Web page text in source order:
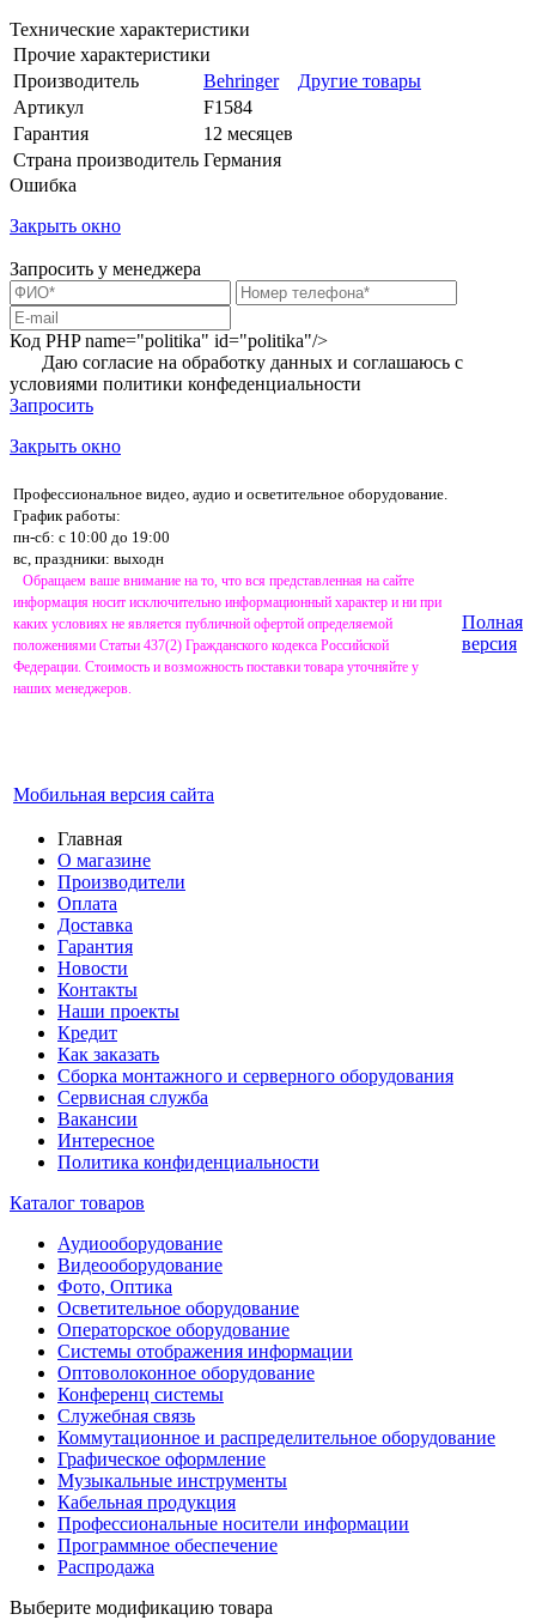
Технические характеристики
Прочие характеристики
Производитель
Behringer
Другие товары
Артикул
F1584
Гарантия
12 месяцев
Страна производитель Германия
Ошибка
Закрыть окно
Запросить у менеджера
Код PHPname="politika" id="politika"/>
Даю согласие на обработку данных и соглашаюсь с
условиями политики конфеденциальности
Запросить
Закрыть окно
Профессиональное видео, аудио и осветительное оборудование.
График работы:
пн-сб: с 10:00 до 19:00
вс, праздники: выходн
Обращаем ваше внимание на то, что вся представленная на сайте
информация носит исключительно информационный характер и ни при
каких условиях не является публичной офертой определяемой
положениями Статьи 437(2) Гражданского кодекса Российской
Федерации. Стоимость и возможность поставки товара уточняйте у
наших менеджеров.
Мобильная версия сайта
Полная
версия
Главная
О магазине
Производители
Оплата
Доставка
Гарантия
Новости
Контакты
Наши проекты
Кредит
Как заказать
Сборка монтажного и серверного оборудования
Сервисная служба
Вакансии
Интересное
Политика конфиденциальности
Каталог товаров
Аудиооборудование
Видеооборудование
Фото, Оптика
Осветительное оборудование
Операторское оборудование
Системы отображения информации
Оптоволоконное оборудование
Конференц системы
Служебная связь
Коммутационное и распределительное оборудование
Графическое оформление
Музыкальные инструменты
Кабельная продукция
Профессиональные носители информации
Программное обеспечение
Распродажа
Выберите модификацию товара